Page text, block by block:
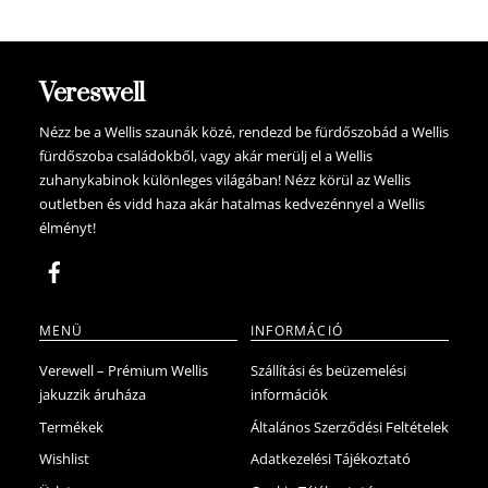
Vereswell
Nézz be a Wellis szaunák közé, rendezd be fürdőszobád a Wellis
fürdőszoba családokből, vagy akár merülj el a Wellis
zuhanykabinok különleges világában! Nézz körül az Wellis
outletben és vidd haza akár hatalmas kedvezénnyel a Wellis
élményt!
MENÜ
Verewell – Prémium Wellis
jakuzzik áruháza
Termékek
Wishlist
INFORMÁCIÓ
Szállítási és beüzemelési
információk
Általános Szerződési Feltételek
Adatkezelési Tájékoztató